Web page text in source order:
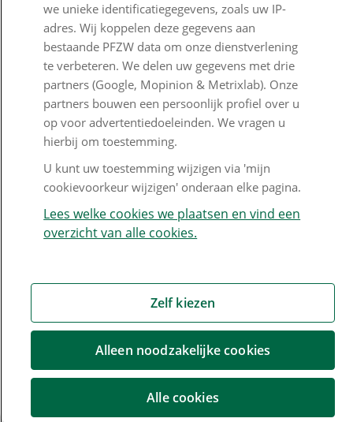
Veelgestelde vragen
Klachtenregeling
Nieuwsbrief
Digitale post
Formulieren
Disclaimer en copyright
Privacy en cookies
Mijn cookievoorkeur wijzigen
we unieke identificatiegegevens, zoals uw IP-
adres. Wij koppelen deze gegevens aan
bestaande PFZW data om onze dienstverlening
te verbeteren. We delen uw gegevens met drie
partners (Google, Mopinion & Metrixlab). Onze
partners bouwen een persoonlijk profiel over u
op voor advertentiedoeleinden. We vragen u
hierbij om toestemming.
U kunt uw toestemming wijzigen via 'mijn
cookievoorkeur wijzigen' onderaan elke pagina.
Lees welke cookies we plaatsen en vind een
overzicht van alle cookies.
Zelf kiezen
Alleen noodzakelijke cookies
Alle cookies